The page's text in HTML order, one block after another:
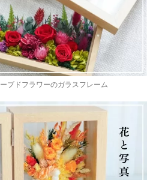
ブドフラワーのガラスフレーム